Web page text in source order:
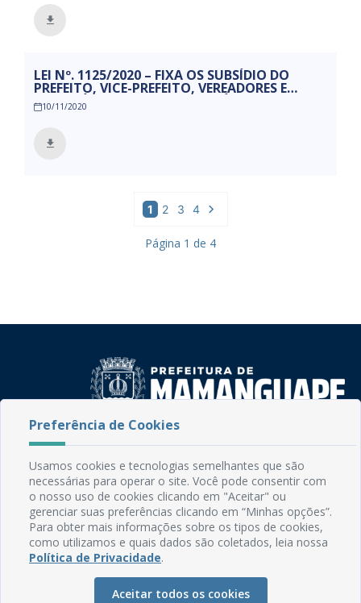
LEI Nº. 1125/2020 – FIXA OS SUBSÍDIO DO
PREFEITO, VICE-PREFEITO, VEREADORES E
SECRETÁRIOS MUNICIPAIS E DÁ OUTRAS
PROVIDÊNCIAS
10/11/2020
1 2 3 4
Página 1 de 4
Rua do Imperador, 78, Centro
CEP: 58.280-000 - Mamanguape/PB
Fone: (83) 3292-2246
Email: comunicacao@mamanguape.pb.gov.br
Expediente: Segunda à Sexta, das 08h às 13h
Mapa do Site
Manual de Navegação
Preferência de Cookies
Usamos cookies e tecnologias semelhantes que são
necessárias para operar o site. Você pode consentir com
o nosso uso de cookies clicando em "Aceitar" ou
gerenciar suas preferências clicando em “Minhas opções”.
Para obter mais informações sobre os tipos de cookies,
como utilizamos e quais dados são coletados, leia nossa
Política de Privacidade.
Aceitar todos os cookies